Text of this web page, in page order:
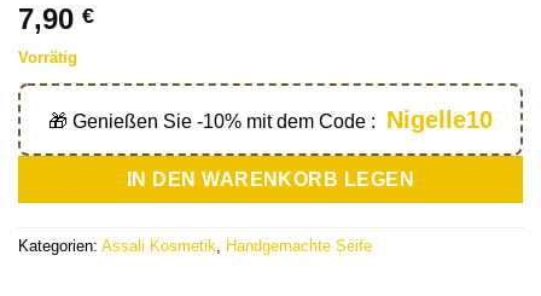
7,90 €
Vorrätig
🎁 Genießen Sie -10% mit dem Code : Nigelle10
IN DEN WARENKORB LEGEN
Kategorien: Assali Kosmetik, Handgemachte Seife